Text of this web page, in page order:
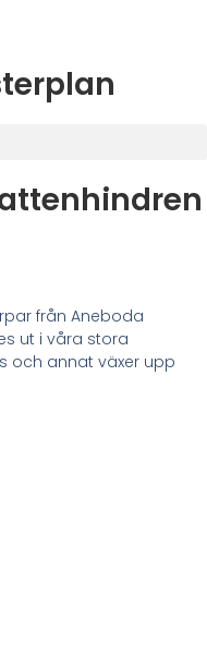
från Aneboda
ut i våra stora
och annat växer upp